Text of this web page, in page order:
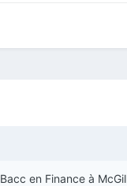
en Finance à